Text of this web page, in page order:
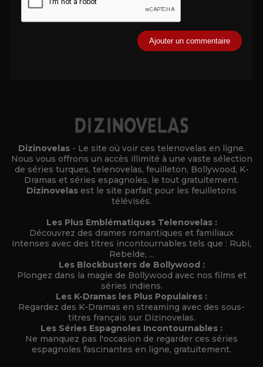
Dizinovelas - Le site où voir ces telenovelas en ligne.
Nous vous offrons un accès illimité à une vaste sélection
de séries turques, telenovelas, feuilleton, Bollywood, K-
Dramas et séries espagnoles, le tout gratuitement.
Dizinovelas est le site parfait pour les feuilletons
télévisés.
Les Plus Emblématiques Telenovelas :
Découvrez des drames romantiques et familiaux
intenses avec des titres incontournables tels que : Rubi,
Rebelde, ...
Les Blockbusters de Bollywood :
Plongez dans la magie de Bollywood avec nos films et
séries indiens.
Les K-Dramas les Plus Populaires :
Regardez des K-Dramas en streaming avec des sous-
titres français sur Dizinovelas.
Les Séries Espagnoles Incontournables :
Ne manquez pas l'occasion de regarder ces séries
espagnoles fascinantes en ligne, gratuitement.